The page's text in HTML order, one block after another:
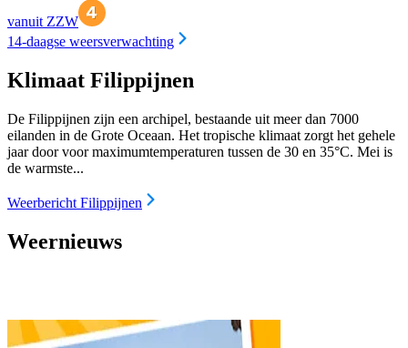
vanuit ZZW
14-daagse weersverwachting
Klimaat Filippijnen
De Filippijnen zijn een archipel, bestaande uit meer dan 7000
eilanden in de Grote Oceaan. Het tropische klimaat zorgt het gehele
jaar door voor maximumtemperaturen tussen de 30 en 35°C. Mei is
de warmste...
Weerbericht Filippijnen
Weernieuws